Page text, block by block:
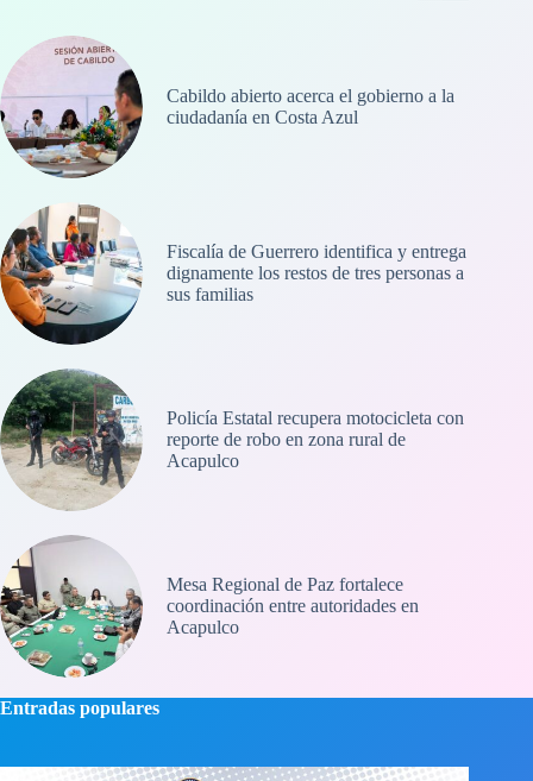
Cabildo abierto acerca el gobierno a la
ciudadanía en Costa Azul
Fiscalía de Guerrero identifica y entrega
dignamente los restos de tres personas a
sus familias
Policía Estatal recupera motocicleta con
reporte de robo en zona rural de
Acapulco
Mesa Regional de Paz fortalece
coordinación entre autoridades en
Acapulco
Entradas populares